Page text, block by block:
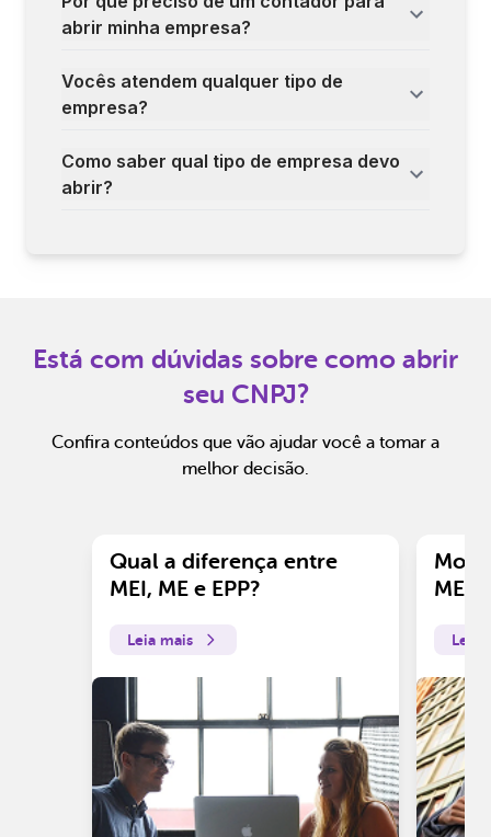
abrir minha empresa?
Vocês atendem qualquer tipo de
empresa?
Como saber qual tipo de empresa devo
abrir?
Está com dúvidas sobre como abrir
seu CNPJ?
Confira conteúdos que vão ajudar você a tomar a
melhor decisão.
Qual a diferença entre
MEI, ME e EPP?
Leia mais
ME?
Leia